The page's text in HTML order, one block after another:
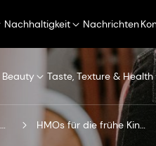
Nachhaltigkeit Nachrichten
Taste, Texture & Health
Oligosaccharide aus Muttermilch HMOs für die frühe Kindheit